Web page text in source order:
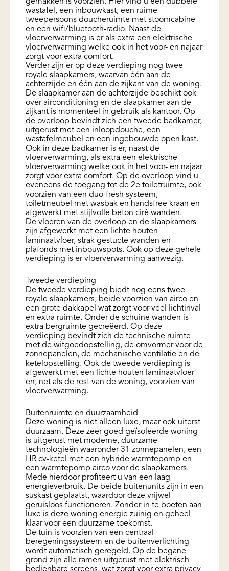
gemakken is voorzien. Hier vind u een dubbele
wastafel, een inbouwkast, een ruime
tweepersoons doucheruimte met stoomcabine
en een wifi/bluetooth-radio. Naast de
vloerverwarming is er als extra een elektrische
vloerverwarming welke ook in het voor- en najaar
zorgt voor extra comfort.
Verder zijn er op deze verdieping nog twee
royale slaapkamers, waarvan één aan de
achterzijde en één aan de zijkant van de woning.
De slaapkamer aan de achterzijde beschikt ook
over airconditioning en de slaapkamer aan de
zijkant is momenteel in gebruik als kantoor. Op
de overloop bevindt zich een tweede badkamer,
uitgerust met een inloopdouche, een
wastafelmeubel en een ingebouwde open kast.
Ook in deze badkamer is er, naast de
vloerverwarming, als extra een elektrische
vloerverwarming welke ook in het voor- en najaar
zorgt voor extra comfort. Op de overloop vind u
eveneens de toegang tot de 2e toiletruimte, ook
voorzien van een duo-fresh systeem,
toiletmeubel met wasbak en handsfree kraan en
afgewerkt met stijlvolle beton ciré wanden.
De vloeren van de overloop en de slaapkamers
zijn afgewerkt met een lichte houten
laminaatvloer, strak gestucte wanden en
plafonds met inbouwspots. Ook op deze gehele
verdieping is er vloerverwarming aanwezig.
Tweede verdieping
De tweede verdieping biedt nog eens twee
royale slaapkamers, beide voorzien van airco en
een grote dakkapel wat zorgt voor veel lichtinval
en extra ruimte. Onder de schuine wanden is
extra bergruimte gecreëerd. Op deze
verdieping bevindt zich de technische ruimte
met de witgoedopstelling, de omvormer voor de
zonnepanelen, de mechanische ventilatie en de
ketelopstelling. Ook de tweede verdieping is
afgewerkt met een lichte houten laminaatvloer
en, net als de rest van de woning, voorzien van
vloerverwarming.
Buitenruimte en duurzaamheid
Deze woning is niet alleen luxe, maar ook uiterst
duurzaam. Deze zeer goed geïsoleerde woning
is uitgerust met moderne, duurzame
technologieën waaronder 31 zonnepanelen, een
HR cv-ketel met een hybride warmtepomp en
een warmtepomp airco voor de slaapkamers.
Mede hierdoor profiteert u van een laag
energieverbruik. De beide buitenunits zijn in een
suskast geplaatst, waardoor deze vrijwel
geruisloos functioneren. Zonder in te boeten aan
luxe is deze woning energie zuinig en geheel
klaar voor een duurzame toekomst.
De tuin is voorzien van een centraal
beregeningssysteem en de buitenverlichting
wordt automatisch geregeld. Op de begane
grond zijn alle ramen uitgerust met elektrisch